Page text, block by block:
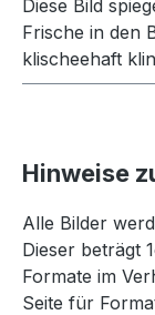
Diese Bild
Frische in den
klischeehaft
Hinweise
Alle Bilder
Dieser beträgt
Formate im
Seite für